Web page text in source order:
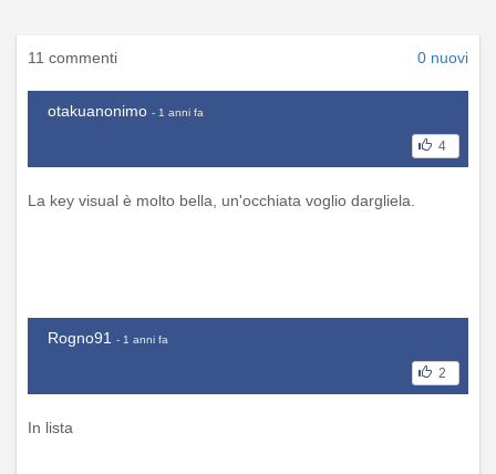
11 commenti 0 nuovi
otakuanonimo - 1 anni fa
4
La key visual è molto bella, un'occhiata voglio dargliela.
Rogno91 - 1 anni fa
2
In lista